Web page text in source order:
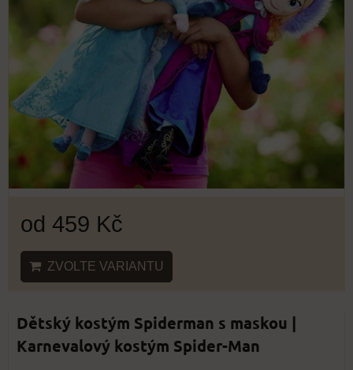
od 459 Kč
ZVOLTE VARIANTU
Dětský kostým Spiderman s maskou |
Karnevalový kostým Spider-Man